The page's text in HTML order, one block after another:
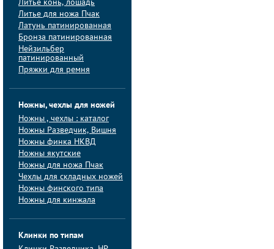
Литье конь, лошадь
Литье для ножа Пчак
Латунь патинированная
Бронза патинированная
Нейзильбер
патинированный
Пряжки для ремня
Ножны, чехлы для ножей
Ножны , чехлы : каталог
Ножны Разведчик, Вишня
Ножны финка НКВД
Ножны якутские
Ножны для ножа Пчак
Чехлы для складных ножей
Ножны финского типа
Ножны для кинжала
Клинки по типам